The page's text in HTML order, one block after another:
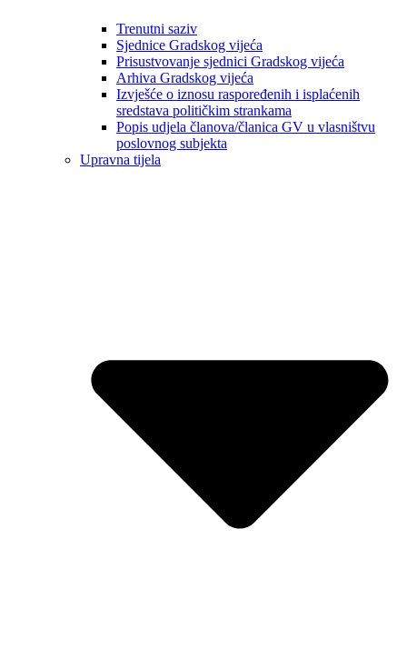
Trenutni saziv
Sjednice Gradskog vijeća
Prisustvovanje sjednici Gradskog vijeća
Arhiva Gradskog vijeća
Izvješće o iznosu raspoređenih i isplaćenih
sredstava političkim strankama
Popis udjela članova/članica GV u vlasništvu
poslovnog subjekta
Upravna tijela